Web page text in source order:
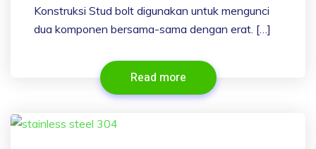
Konstruksi Stud bolt digunakan untuk mengunci
dua komponen bersama-sama dengan erat. […]
Read more